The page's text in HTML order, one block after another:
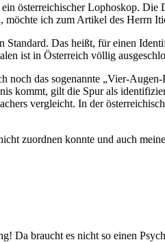
österreichischer Lophoskop.
möchte ich zum Artikel des Herrn
Das heißt, für einen
ist in Österreich völlig
noch das sogenannte „Vier-
kommt, gilt die Spur als
vergleicht. In der
zuordnen konnte und auch
Da braucht es nicht so einen